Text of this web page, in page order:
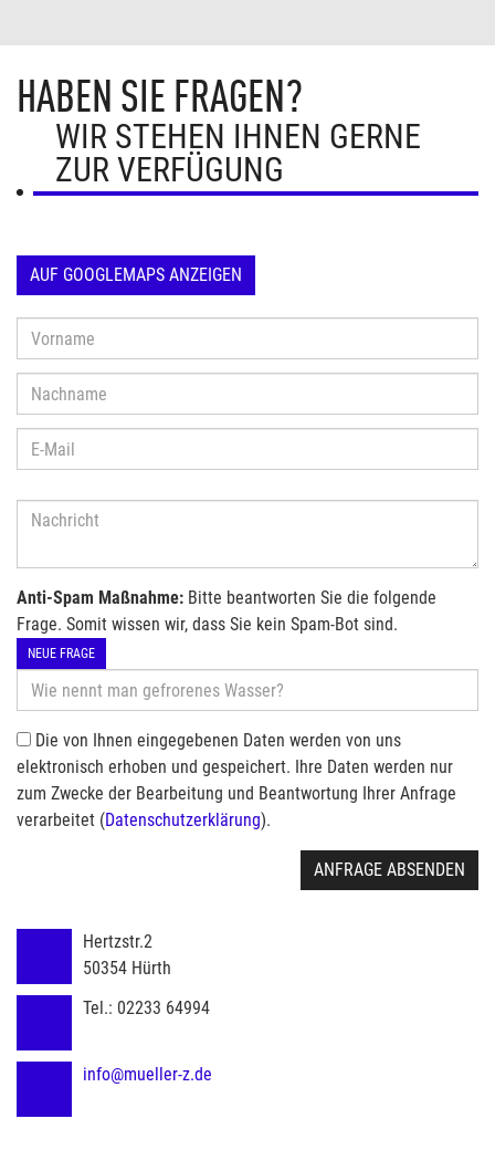
HABEN SIE FRAGEN?
WIR STEHEN IHNEN GERNE
ZUR VERFÜGUNG
AUF GOOGLEMAPS ANZEIGEN
Anti-Spam Maßnahme: Bitte beantworten Sie die folgende
Frage. Somit wissen wir, dass Sie kein Spam-Bot sind.
NEUE FRAGE
Die von Ihnen eingegebenen Daten werden von uns
elektronisch erhoben und gespeichert. Ihre Daten werden nur
zum Zwecke der Bearbeitung und Beantwortung Ihrer Anfrage
verarbeitet (Datenschutzerklärung).
ANFRAGE ABSENDEN
Hertzstr.2
50354 Hürth
Tel.: 02233 64994
info@mueller-z.de